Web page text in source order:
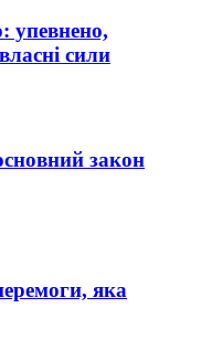
упевнено,
сили
закон
яка